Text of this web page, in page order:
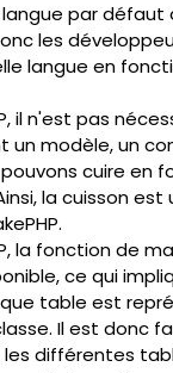
langue par défaut
les
langue en
il n'est pas
un modèle, un
cuire en
la cuisson
la fonction de
ce qui
table est
Il est donc
différentes